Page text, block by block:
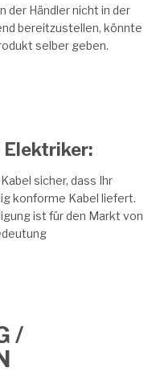
der Händler nicht in der
bereitzustellen, könnte
selber geben.
Elektriker:
sicher, dass Ihr
konforme Kabel liefert.
ist für den Markt von
/